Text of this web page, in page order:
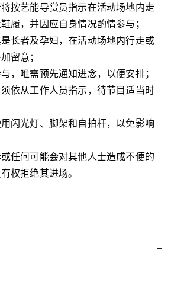
按艺能导赏员指示在活动场地内走
履，并因应自身情况酌情参与；
长者及孕妇，在活动场地内行走或
留意；
，唯需预先通知进念，以便安排；
依从工作人员指示，待节目适当时
闪光灯、脚架和自拍杆，以免影响
任何可能会对其他人士造成不便的
权拒绝其进场。
-